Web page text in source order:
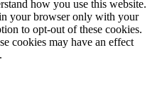
how you use this website.
your browser only with your
to opt-out of these cookies.
cookies may have an effect